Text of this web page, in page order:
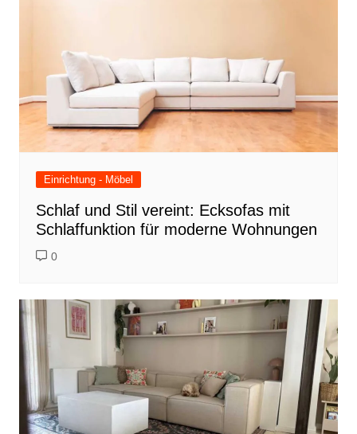
Einrichtung - Möbel
Schlaf und Stil vereint: Ecksofas mit
Schlaffunktion für moderne Wohnungen
0